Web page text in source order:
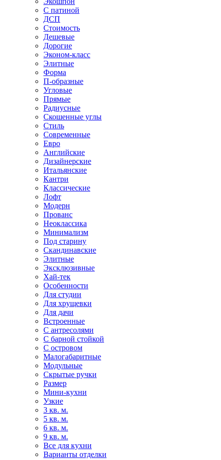
С патиной
ДСП
Стоимость
Дешевые
Дорогие
Эконом-класс
Элитные
Форма
П-образные
Угловые
Прямые
Радиусные
Скошенные углы
Стиль
Современные
Евро
Английские
Дизайнерские
Итальянские
Кантри
Классические
Лофт
Модерн
Прованс
Неоклассика
Минимализм
Под старину
Скандинавские
Элитные
Эксклюзивные
Хай-тек
Особенности
Для студии
Для хрущевки
Для дачи
Встроенные
С антресолями
С барной стойкой
С островом
Малогабаритные
Модульные
Скрытые ручки
Размер
Мини-кухни
Узкие
3 кв. м.
5 кв. м.
6 кв. м.
9 кв. м.
Все для кухни
Варианты отделки